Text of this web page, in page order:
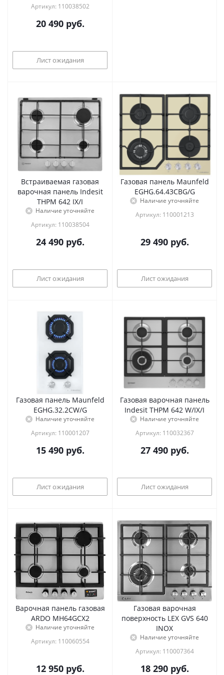
Артикул: 110038502
20 490руб.
Лист ожидания
Встраиваемая газовая
варочная панель Indesit
THPM 642 IX/I
Наличие уточняйте
Артикул: 110038504
24 490руб.
Лист ожидания
Газовая панель Maunfeld
EGHG.64.43CBG/G
Наличие уточняйте
Артикул: 110001213
29 490руб.
Лист ожидания
Газовая панель Maunfeld
EGHG.32.2CW/G
Наличие уточняйте
Артикул: 110001207
15 490руб.
Лист ожидания
Газовая варочная панель
Indesit THPM 642 W/IX/I
Наличие уточняйте
Артикул: 110032367
27 490руб.
Лист ожидания
Варочная панель газовая
ARDO MH64GCX2
Наличие уточняйте
Артикул: 110060554
12 950руб.
Газовая варочная
поверхность LEX GVS 640
INOX
Наличие уточняйте
Артикул: 110007364
18 290руб.